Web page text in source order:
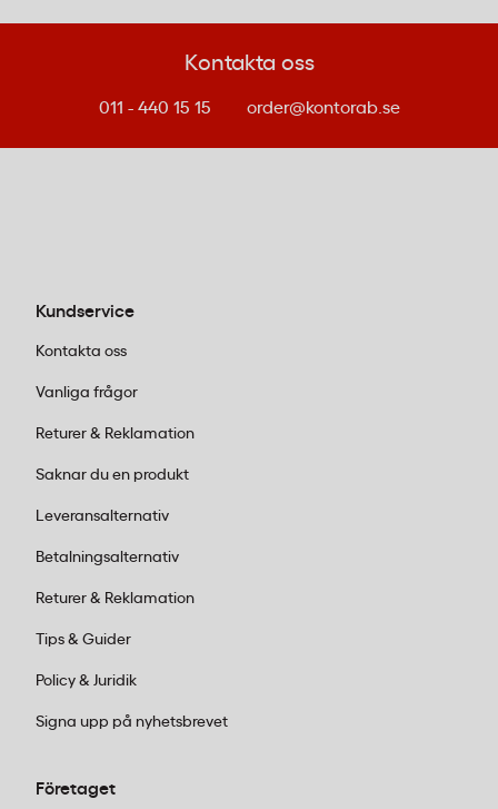
Kontakta oss
011 - 440 15 15 order@kontorab.se
Kundservice
Kontakta oss
Vanliga frågor
Returer & Reklamation
Saknar du en produkt
Leveransalternativ
Betalningsalternativ
Returer & Reklamation
Tips & Guider
Policy & Juridik
Signa upp på nyhetsbrevet
Företaget